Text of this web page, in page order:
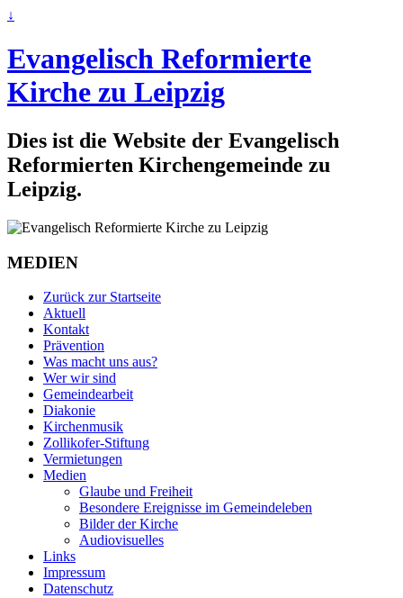
↓
Evangelisch Reformierte
Kirche zu Leipzig
Dies ist die Website der Evangelisch
Reformierten Kirchengemeinde zu
Leipzig.
MEDIEN
Zurück zur Startseite
Aktuell
Kontakt
Prävention
Was macht uns aus?
Wer wir sind
Gemeindearbeit
Diakonie
Kirchenmusik
Zollikofer-Stiftung
Vermietungen
Medien
Glaube und Freiheit
Besondere Ereignisse im Gemeindeleben
Bilder der Kirche
Audiovisuelles
Links
Impressum
Datenschutz